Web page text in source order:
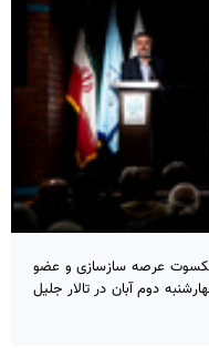
عرصه سازسازی و عضو
دوم آبان در تالار جلیل